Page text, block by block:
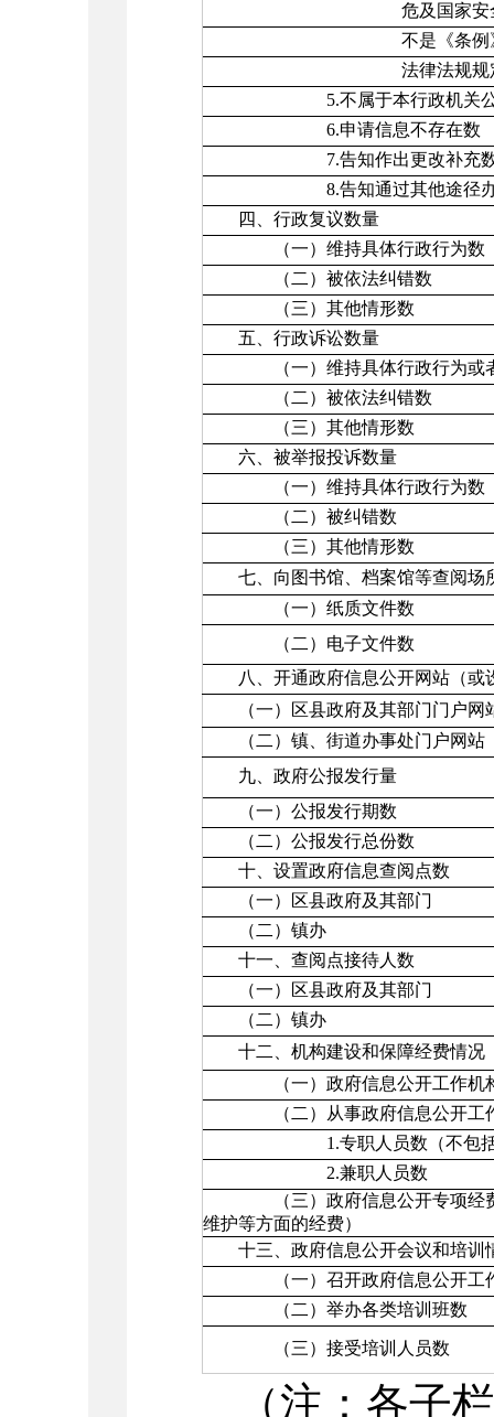
危及国家安全、公共
不是《条例》所
法律法规规定的
5.不属于本行政机关公
6.申请信息不存在数
7.告知作出更改补充
8.告知通过其他途径办
四、行政复议数量
（一）维持具体行政行为数
（二）被依法纠错数
（三）其他情形数
五、行政诉讼数量
（一）维持具体行政行为或
（二）被依法纠错数
（三）其他情形数
六、被举报投诉数量
（一）维持具体行政行为数
（二）被纠错数
（三）其他情形数
七、向图书馆、档案馆等查阅场
（一）纸质文件数
（二）电子文件数
八、开通政府信息公开网站（
（一）区县政府及其部门门户网
（二）镇、街道办事处门户网站
九、政府公报发行量
（一）公报发行期数
（二）公报发行总份数
十、设置政府信息查阅点数
（一）区县政府及其部门
（二）镇办
十一、查阅点接待人数
（一）区县政府及其部门
（二）镇办
十二、机构建设和保障经费情况
（一）政府信息公开工作机
（二）从事政府信息公开工
1.专职人员数（不包括政
2.兼职人员数
（三）政府信息公开专项经
维护等方面的经费）
十三、政府信息公开会议和培训
（一）召开政府信息公开工
（二）举办各类培训班数
（三）接受培训人员数
（注：各子